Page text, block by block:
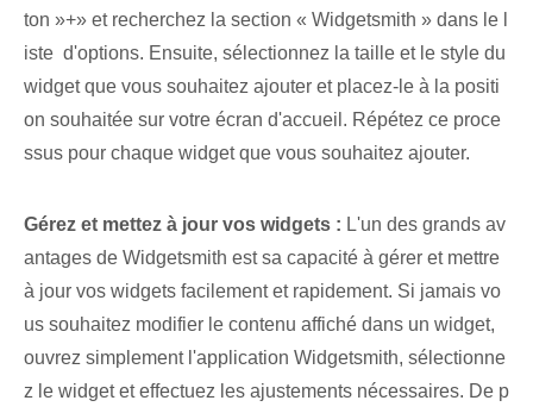
ton ‌»+»⁢⁢ et recherchez la⁤ section « Widgetsmith » ‌dans le‌ l
iste ⁢ d'options. Ensuite, sélectionnez la taille et le style du
widget que vous souhaitez ajouter et placez-le à la positi
on souhaitée sur votre écran d'accueil. Répétez ce proce
ssus pour chaque widget que vous souhaitez ajouter.
Gérez et mettez à jour vos widgets : L'un des grands av
antages de Widgetsmith est sa capacité à ‌gérer et ‌mettre
à jour vos widgets facilement et rapidement. Si jamais vo
us souhaitez modifier le contenu affiché dans un widget,
ouvrez simplement l'application Widgetsmith, sélectionne
z le widget et effectuez les ajustements nécessaires. De p